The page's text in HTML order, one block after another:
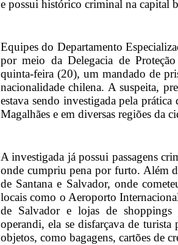
e possui histórico criminal na capital
Equipes do Departamento
por meio da Delegacia de
quinta-feira (20), um mandado de
nacionalidade chilena. A suspeita,
estava sendo investigada pela
Magalhães e em diversas regiões da
A investigada já possui passagens
onde cumpriu pena por furto. Além
de Santana e Salvador, onde
locais como o Aeroporto
de Salvador e lojas de
operandi, ela se disfarçava de turista
objetos, como bagagens, cartões de